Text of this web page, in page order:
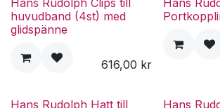
huvudband (4st) med
glidspänne
616,00 kr
Hans Rudolph Hatt till
Hans